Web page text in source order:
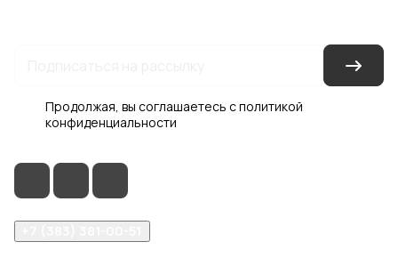
Продолжая, вы соглашаетесь сполитикой
конфиденциальности